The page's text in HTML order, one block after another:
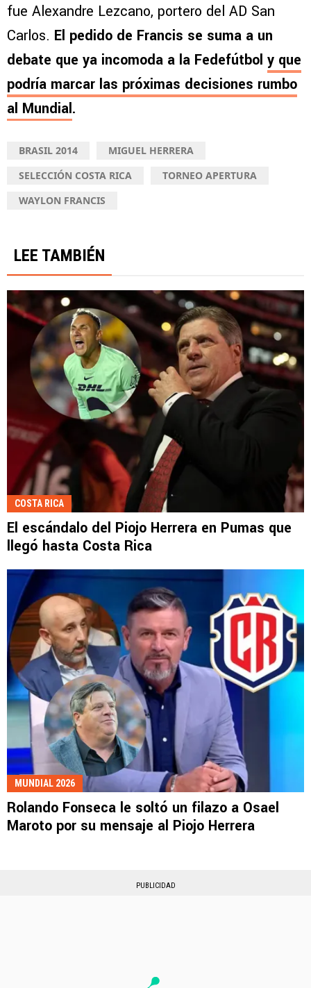
fue Alexandre Lezcano, portero del AD San
Carlos. El pedido de Francis se suma a un
debate que ya incomoda a la Fedefútbol y que
podría marcar las próximas decisiones rumbo
al Mundial.
BRASIL 2014
MIGUEL HERRERA
SELECCIÓN COSTA RICA
TORNEO APERTURA
WAYLON FRANCIS
LEE TAMBIÉN
COSTA RICA
El escándalo del Piojo Herrera en Pumas que
llegó hasta Costa Rica
MUNDIAL 2026
Rolando Fonseca le soltó un filazo a Osael
Maroto por su mensaje al Piojo Herrera
PUBLICIDAD